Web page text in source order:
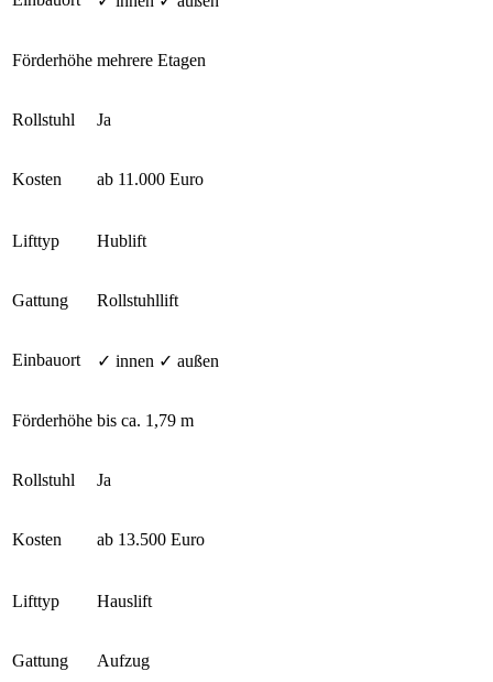
Förderhöhe mehrere Etagen
Rollstuhl Ja
Kosten ab 11.000 Euro
Lifttyp Hublift
Gattung Rollstuhllift
Einbauort ✓ innen ✓ außen
Förderhöhe bis ca. 1,79 m
Rollstuhl Ja
Kosten ab 13.500 Euro
Lifttyp Hauslift
Gattung Aufzug